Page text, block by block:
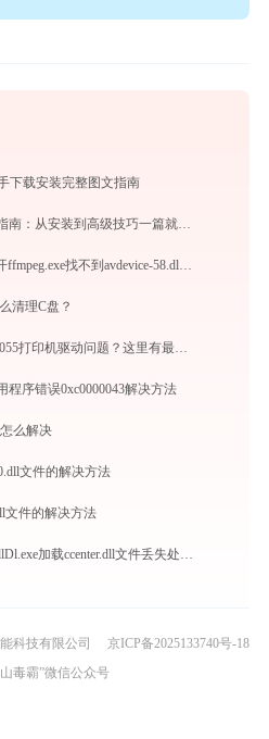
下载安装完整图文指南
UltraEdit文本编辑器全面指南：从安装到高级技巧一篇就够（附快捷键大全）
91助手 视频转换工具 打开ffmpeg.exe找不到avdevice-58.dll怎么办
清理C盘？
遇到富士施乐DocuPrint 2055打印机驱动问题？这里有最全的下载及安装指导
程序错误0xc0000043解决方法
么解决
文件的解决方法
文件的解决方法
酷我音乐盒设置插件 ShellDl.exe加载ccenter.dll文件丢失处理办法
科技有限公司
京ICP备2025133740号-18
毒霸”微信公众号